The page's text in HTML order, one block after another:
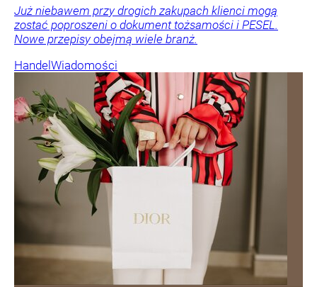
Już niebawem przy drogich zakupach klienci mogą
zostać poproszeni o dokument tożsamości i PESEL.
Nowe przepisy obejmą wiele branż.
Handel Wiadomości